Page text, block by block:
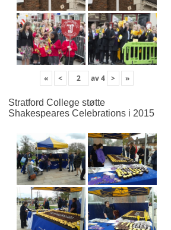
« < av4 > »
Stratford College støtte
Shakespeares Celebrations i 2015